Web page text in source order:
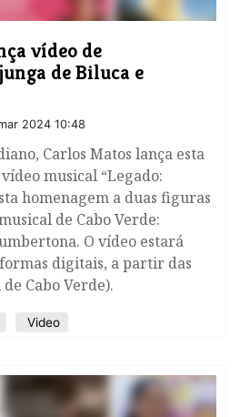
vídeo de
de Biluca e
2024 10:48
Carlos Matos lança esta
musical “Legado:
homenagem a duas figuras
de Cabo Verde:
O vídeo estará
digitais, a partir das
Cabo Verde).
Video